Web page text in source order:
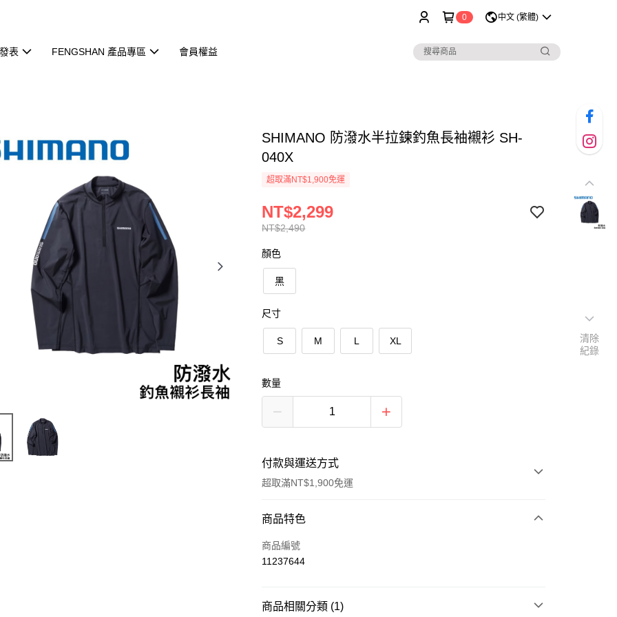
0 中文 (繁體)
表 FENGSHAN 產品專區 會員權益
SHIMANO 防潑水半拉鍊釣魚長袖襯衫 SH-
040X
超取滿NT$1,900免運
NT$2,490
NT$2,299
顏色
黑
尺寸
S M L XL
數量
付款與運送方式
超取滿NT$1,900免運
付款方式
信用卡一次付款
商品特色
商品編號
11237644
商品相關分類 (1)
清除
紀錄